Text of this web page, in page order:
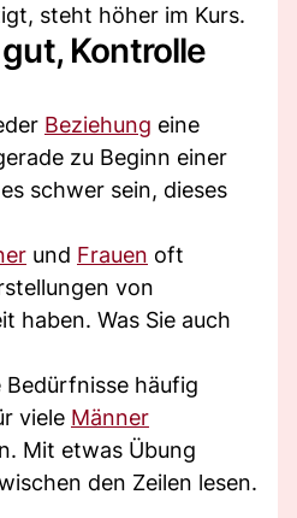
steht höher im Kurs.
Kontrolle
Beziehung eine
zu Beginn einer
schwer sein, dieses
und Frauen oft
von
haben. Was Sie auch
Bedürfnisse häufig
viele Männer
Mit etwas Übung
den Zeilen lesen.